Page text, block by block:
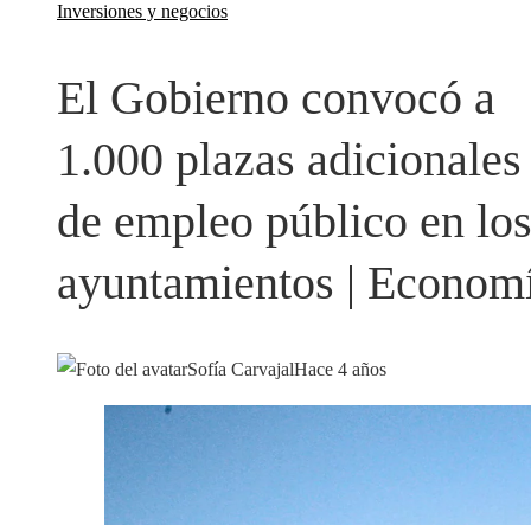
Inversiones y negocios
El Gobierno convocó a
1.000 plazas adicionales
de empleo público en los
ayuntamientos |
Sofía CarvajalHace 4 años